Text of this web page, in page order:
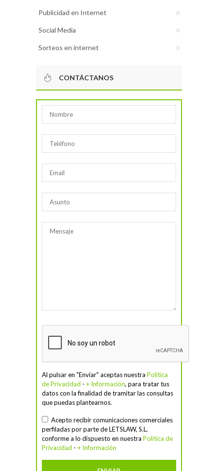
Publicidad en Internet
Social Media
Sorteos en internet
CONTÁCTANOS
Al pulsar en "Enviar" aceptas nuestra Política
de Privacidad - + Información, para tratar tus
datos con la finalidad de tramitar las consultas
que puedas plantearnos.
Acepto recibir comunicaciones comerciales
perfiladas por parte de LETSLAW, S.L.
conforme a lo dispuesto en nuestra Política de
Privacidad - + Información